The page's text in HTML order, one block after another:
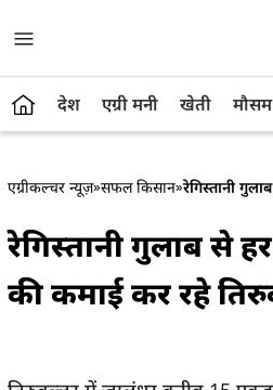
देश एग्री मनी खेती मौसम
एग्रीकल्चर न्यूज़»सफल किसान»रेगिस्तानी
रेगिस्तानी गुलाब से
की कमाई कर रहे